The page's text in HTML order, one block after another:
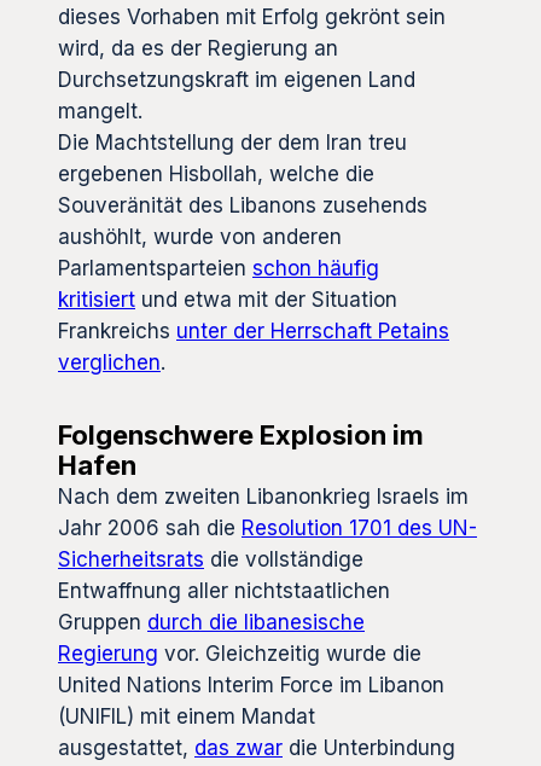
dieses Vorhaben mit Erfolg gekrönt sein
wird, da es der Regierung an
Durchsetzungskraft im eigenen Land
mangelt.
Die Machtstellung der dem Iran treu
ergebenen Hisbollah, welche die
Souveränität des Libanons zusehends
aushöhlt, wurde von anderen
Parlamentsparteien schon häufig
kritisiert und etwa mit der Situation
Frankreichs unter der Herrschaft Petains
verglichen.
Folgenschwere Explosion im
Hafen
Nach dem zweiten Libanonkrieg Israels im
Jahr 2006 sah die Resolution 1701 des UN-
Sicherheitsrats die vollständige
Entwaffnung aller nichtstaatlichen
Gruppen durch die libanesische
Regierung vor. Gleichzeitig wurde die
United Nations Interim Force im Libanon
(UNIFIL) mit einem Mandat
ausgestattet, das zwar die Unterbindung